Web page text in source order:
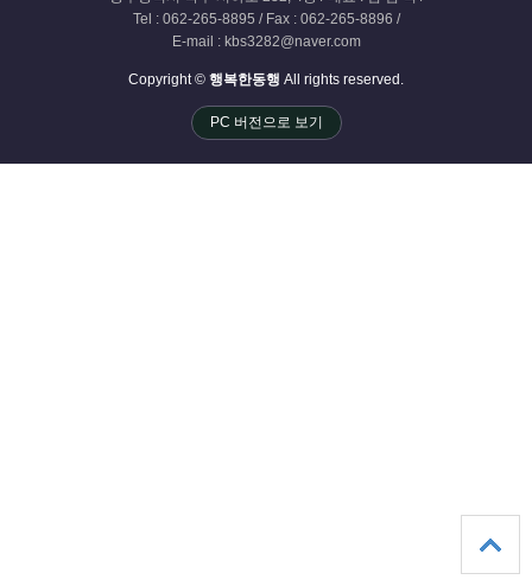
Tel : 062-265-8895 / Fax : 062-265-8896 /
E-mail : kbs3282@naver.com
Copyright © 행복한동행 All rights reserved.
PC 버전으로 보기